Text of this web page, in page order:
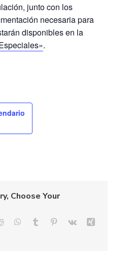
junto con los
necesaria para
disponibles en la
.
Choose Your
Reddit WhatsApp
Tumblr Pinterest
Vk